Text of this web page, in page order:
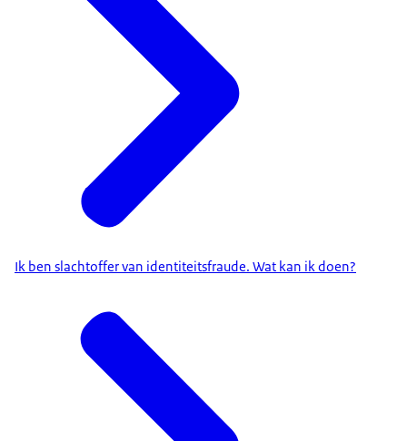
Ik ben slachtoffer van identiteitsfraude. Wat kan ik doen?